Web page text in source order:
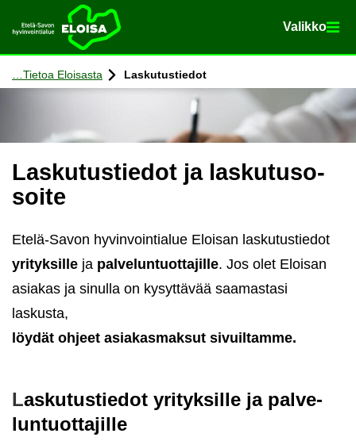
Etusi­vu Va­lik­ko
Va­lik­ko
Siir­ry si­säl­töön
Tie­toa Eloi­sas­ta Las­ku­tus­tie­dot
Las­ku­tus­tie­dot ja las­ku­tuso­
soi­te
Etelä-Savon hyvinvointialue Eloisan laskutustiedot
yrityksille ja palveluntuottajille. Jos olet Eloisan
asiakas ja sinulla on kysyttävää saamastasi
laskusta,
löy­dät oh­jeet asia­kas­mak­sut si­vuil­tam­me.
Las­ku­tus­tie­dot yri­tyk­sil­le ja pal­ve­
lun­tuot­ta­jil­le